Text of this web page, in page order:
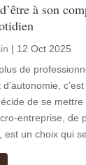
à son
| 12 Oct 2025
de
de se
entreprise, de
est un choix qui